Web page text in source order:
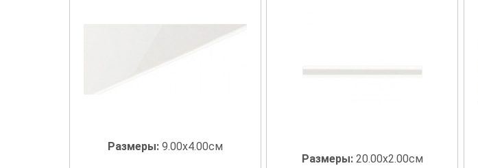
Размеры: 9.00x4.00см
Размеры: 20.00x2.00см